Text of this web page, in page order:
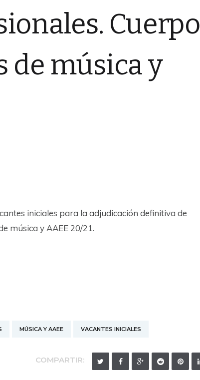
Cuerpo
de música y
iniciales para la adjudicación definitiva de
música y AAEE 20/21.
MÚSICA Y AAEE VACANTES INICIALES
COMPARTIR: